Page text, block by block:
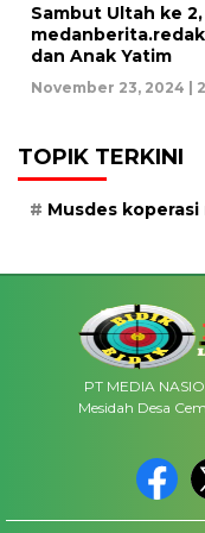
Sambut Ultah ke
dan Anak Yatim
November 23, 2024 |
TOPIK TERKINI
Musdes
PT MEDIA
Mesidah Desa